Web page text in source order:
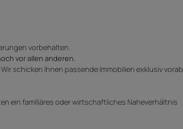
vorbehalten.
vor allen anderen.
schicken Ihnen passende Immobilien exklusiv vorab
ein familiäres oder wirtschaftliches Naheverhältnis